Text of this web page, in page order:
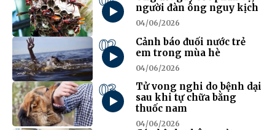
người đàn ông nguy kịch
04/06/2026
02
Cảnh báo đuối nước trẻ
em trong mùa hè
04/06/2026
03
Tử vong nghi do bệnh dại
sau khi tự chữa bằng
thuốc nam
04/06/2026